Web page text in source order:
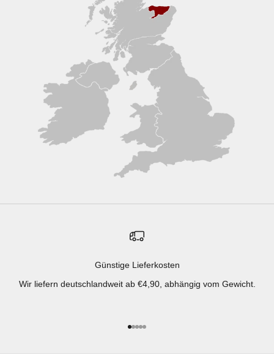
Günstige Lieferkosten
Wir liefern deutschlandweit ab €4,90, abhängig vom Gewicht.
Gehe zu Element 1
Gehe zu Element 2
Gehe zu Element 3
Gehe zu Element 4
Gehe zu Element 5